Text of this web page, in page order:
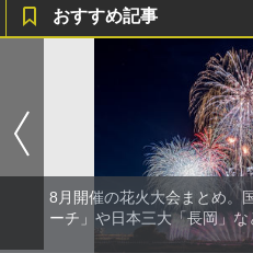
おすすめ記事
8月開催の花火大会まとめ。
ーチ」や日本三大「長岡」な